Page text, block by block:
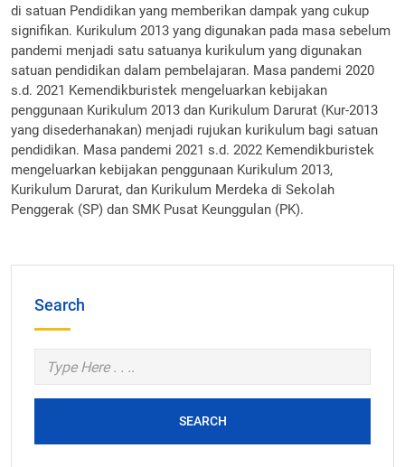
di satuan Pendidikan yang memberikan dampak yang cukup
signifikan. Kurikulum 2013 yang digunakan pada masa sebelum
pandemi menjadi satu satuanya kurikulum yang digunakan
satuan pendidikan dalam pembelajaran. Masa pandemi 2020
s.d. 2021 Kemendikburistek mengeluarkan kebijakan
penggunaan Kurikulum 2013 dan Kurikulum Darurat (Kur-2013
yang disederhanakan) menjadi rujukan kurikulum bagi satuan
pendidikan. Masa pandemi 2021 s.d. 2022 Kemendikburistek
mengeluarkan kebijakan penggunaan Kurikulum 2013,
Kurikulum Darurat, dan Kurikulum Merdeka di Sekolah
Penggerak (SP) dan SMK Pusat Keunggulan (PK).
Search
SEARCH